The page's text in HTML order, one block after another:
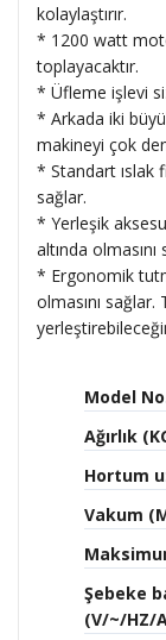
kolaylaştırır.
* 1200 watt
toplayacaktır.
* Üfleme işlevi
* Arkada iki
makineyi çok
* Standart ıslak
sağlar.
* Yerleşik
altında olmasını
* Ergonomik
olmasını
Model
Ağırlık
Hortum
Vakum
Şebeke
(V/~/HZ/